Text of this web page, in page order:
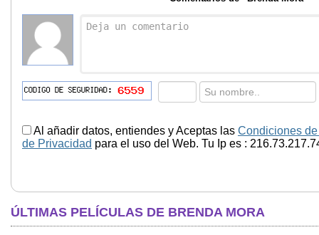
Al añadir datos, entiendes y Aceptas las Condiciones
de Privacidad para el uso del Web. Tu Ip es :
ÚLTIMAS PELÍCULAS DE BRENDA MORA